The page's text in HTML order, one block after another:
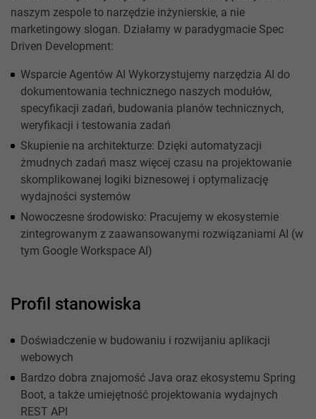
naszym zespole to narzędzie inżynierskie, a nie
marketingowy slogan. Działamy w paradygmacie Spec
Driven Development:
Wsparcie Agentów AI Wykorzystujemy narzędzia AI do
dokumentowania technicznego naszych modułów,
specyfikacji zadań, budowania planów technicznych,
weryfikacji i testowania zadań
Skupienie na architekturze: Dzięki automatyzacji
żmudnych zadań masz więcej czasu na projektowanie
skomplikowanej logiki biznesowej i optymalizację
wydajności systemów
Nowoczesne środowisko: Pracujemy w ekosystemie
zintegrowanym z zaawansowanymi rozwiązaniami AI (w
tym Google Workspace AI)
Profil stanowiska
Doświadczenie w budowaniu i rozwijaniu aplikacji
webowych
Bardzo dobra znajomość Java oraz ekosystemu Spring
Boot, a także umiejętność projektowania wydajnych
REST API